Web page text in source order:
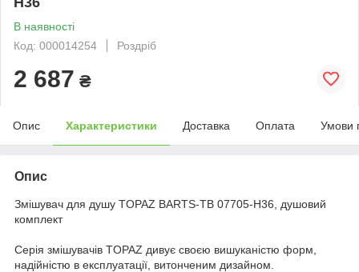
В наявності
Код: 000014254
Роздріб
2 687 ₴
Опис Характеристики Доставка Оплата Умови
Опис
Змішувач для душу TOPAZ BARTS-TB 07705-H36, душовий
комплект
Серія змішувачів TOPAZ дивує своєю вишуканістю форм,
надійністю в експлуатації, витонченим дизайном.